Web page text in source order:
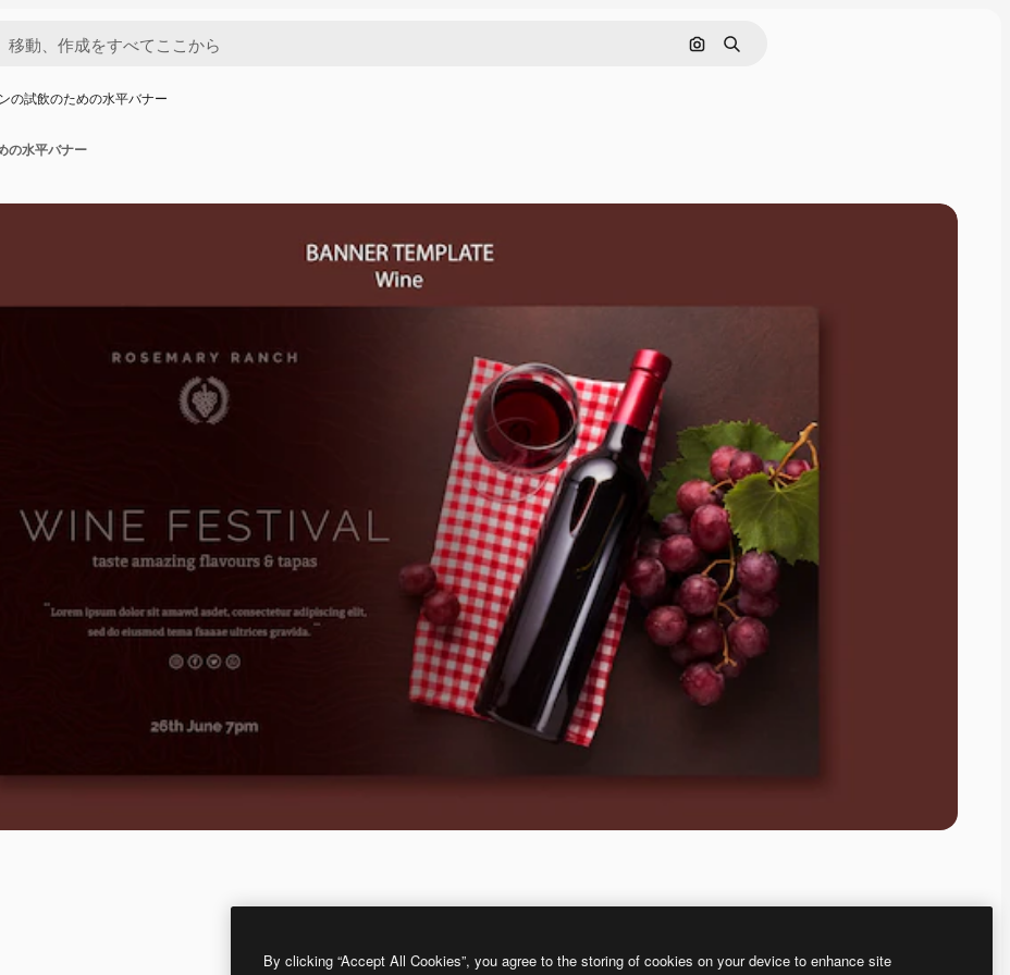
画像で検索
検索
の試飲のための水平バナー
の水平バナー
By clicking “Accept All Cookies”, you agree to the storing of cookies on your device to enhance site